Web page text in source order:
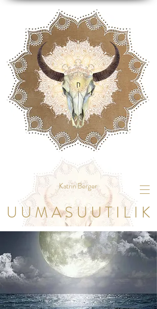
Katrin Berger
U U M A S U U T I L I K